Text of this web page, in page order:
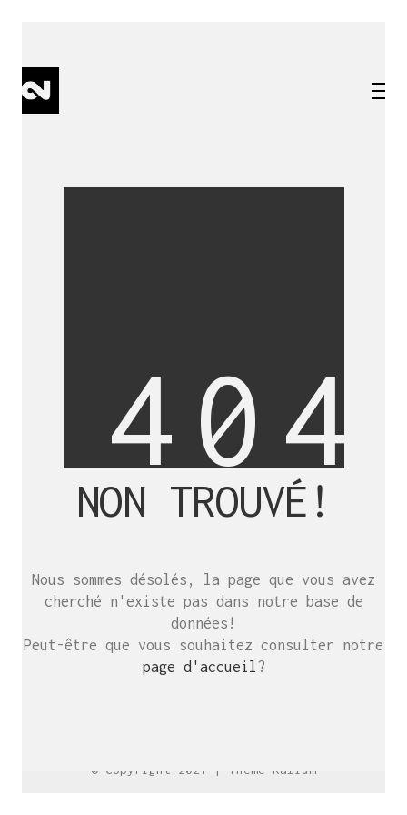
4 0 4
NON TROUVÉ!
Nous sommes désolés, la page que vous avez
cherché n'existe pas dans notre base de
données!
Peut-être que vous souhaitez consulter notre
page d'accueil ?
C’est toujours mieux de se voir
afin de parler le même langage.
atelier@crayon-noir.re
© Copyright 2021 | Thème Kalium